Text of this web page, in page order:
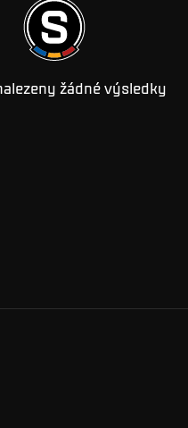
žádné výsledky